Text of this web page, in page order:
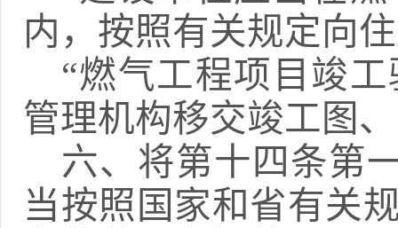
内，按照有关规定向
“燃气工程项目竣
管理机构移交竣工图
六、 将第十四条第
当按照国家和省有关